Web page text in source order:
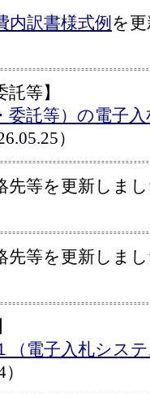
内訳書様式例 を
等】
委託等）の電子
）
先等を更新しま
先等を更新しま
（電子入札シス